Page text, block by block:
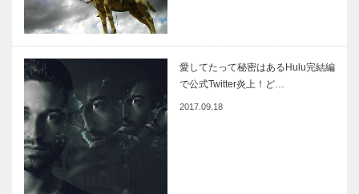
愛してたって秘密はあるHulu完結編
で公式Twitter炎上！ど…
2017.09.18